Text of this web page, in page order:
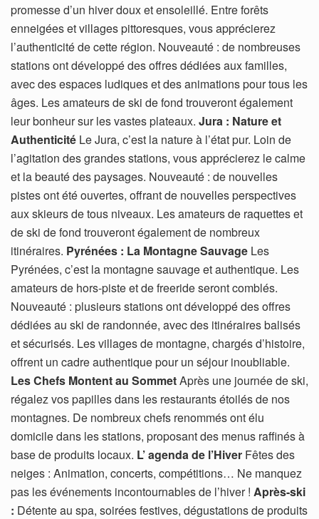
promesse d’un hiver doux et ensoleillé. Entre forêts
enneigées et villages pittoresques, vous apprécierez
l’authenticité de cette région. Nouveauté : de nombreuses
stations ont développé des offres dédiées aux familles,
avec des espaces ludiques et des animations pour tous les
âges. Les amateurs de ski de fond trouveront également
leur bonheur sur les vastes plateaux. Jura : Nature et
Authenticité Le Jura, c’est la nature à l’état pur. Loin de
l’agitation des grandes stations, vous apprécierez le calme
et la beauté des paysages. Nouveauté : de nouvelles
pistes ont été ouvertes, offrant de nouvelles perspectives
aux skieurs de tous niveaux. Les amateurs de raquettes et
de ski de fond trouveront également de nombreux
itinéraires. Pyrénées : La Montagne Sauvage Les
Pyrénées, c’est la montagne sauvage et authentique. Les
amateurs de hors-piste et de freeride seront comblés.
Nouveauté : plusieurs stations ont développé des offres
dédiées au ski de randonnée, avec des itinéraires balisés
et sécurisés. Les villages de montagne, chargés d’histoire,
offrent un cadre authentique pour un séjour inoubliable.
Les Chefs Montent au SommetAprès une journée de ski,
régalez vos papilles dans les restaurants étoilés de nos
montagnes. De nombreux chefs renommés ont élu
domicile dans les stations, proposant des menus raffinés à
base de produits locaux. L’ agenda de l’Hiver Fêtes des
neiges : Animation, concerts, compétitions… Ne manquez
pas les événements incontournables de l’hiver ! Après-ski
: Détente au spa, soirées festives, dégustations de produits